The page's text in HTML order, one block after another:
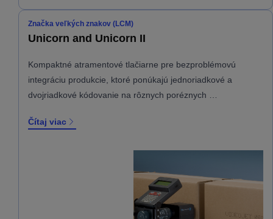
Značka veľkých znakov (LCM)
Unicorn and Unicorn II
Kompaktné atramentové tlačiarne pre bezproblémovú
integráciu produkcie, ktoré ponúkajú jednoriadkové a
dvojriadkové kódovanie na rôznych poréznych …
Čítaj viac